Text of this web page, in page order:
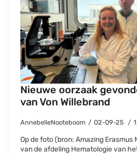
Nieuwe oorzaak
van Von Willebrand
AnnebelleNooteboom 02-09-25
Op de foto (bron: Amazing Erasmus
van de afdeling Hematologie van